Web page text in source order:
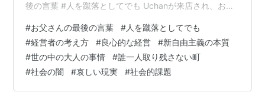
後の言葉 #人を蹴落としてでも Uchanが来店され、お茶
Uchanから先日亡くなられたUchanのお父さんの最後の
言葉を聞かせて貰う。 ウチのオヤジが最後に云った言葉
が「経営者は人を蹴落としてでもという気持ちがなけれ
ばあかん。ワシには無かった。だから会社潰してもう
た。」でしてん。…
#お父さんの最後の言葉 #人を蹴落としてでも
#経営者の考え方 #良心的な経営 #新自由主義の本質
#世の中の大人の事情 #誰一人取り残さない町
#社会の闇 #哀しい現実 #社会的課題